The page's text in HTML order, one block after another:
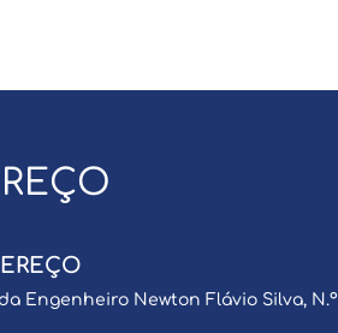
Engenheiro Newton Flávio Silva, N.º